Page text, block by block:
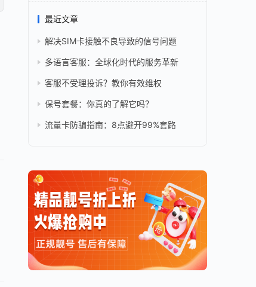
最近文章
解决SIM卡接触不良导致的信号问题
多语言客服：全球化时代的服务革新
客服不受理投诉？教你有效维权
保号套餐：你真的了解它吗？
流量卡防骗指南：8点避开99%套路